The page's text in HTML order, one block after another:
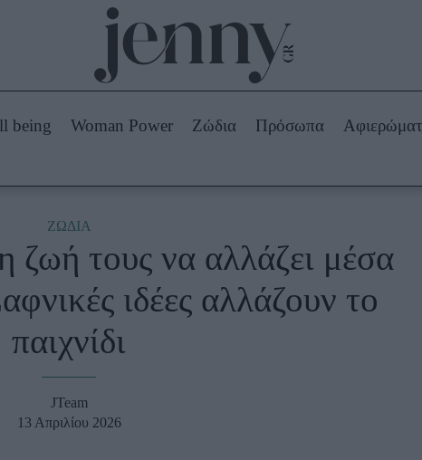
Beauty -
Ομορφιά
Skincare
Μακιγιάζ
Ζώδια
being Woman Power Ζώδια Πρόσωπα
ΖΩΔΙΑ
ζωή τους να αλλάζει μέσα
ιδέες αλλάζουν το
παιχνίδι
JTeam
13 Απριλίου 2026